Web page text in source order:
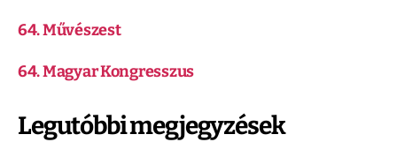
64. Művészest
64. Magyar Kongresszus
Legutóbbi megjegyzések